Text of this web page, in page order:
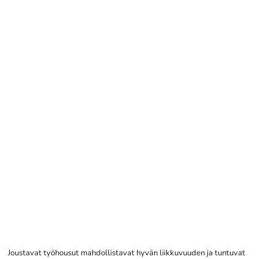
Joustavat työhousut mahdollistavat hyvän liikkuvuuden ja tuntuvat